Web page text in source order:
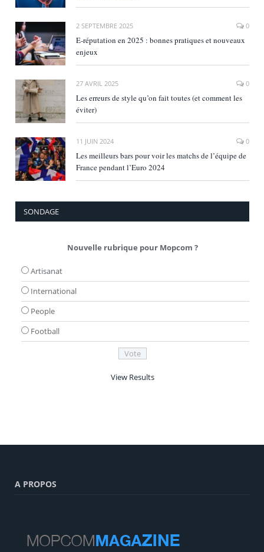
2 SEPTEMBRE 2025 0
E‑réputation en 2025 : bonnes pratiques et nouveaux
enjeux
27 AVRIL 2025 0
Les erreurs de style qu’on fait toutes (et comment les
éviter)
11 JUIN 2024 0
Les meilleurs bars pour voir les matchs de l’équipe de
France pendant l’Euro 2024
SONDAGE
Nouvelle rubrique pour Mopcom ?
Artisanat
International
People
Football
View Results
A PROPOS